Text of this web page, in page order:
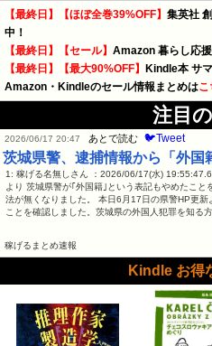
【最終日】【ほぼ全巻39%OFF】 集英社
中！
【最終日】【セール】 Amazon 暮らし応
【最終日】【最大90%OFF】
Kindle本 サ
Amazon・Kindleのセール情報まとめはこ
注目
2026/06/17 20:47 あとで読む 🐦Tweet
茨城県警、逮捕情報から「外国
1: 稼げる名無しさん ：2026/06/17(水)
より 茨城県警が｢外国籍｣という表記もやめたこ
法が無くなりました。 本日6月17日の県警HP更
ことを確認しました。茨城県の外国人犯罪を知る
稼げるまとめ速報
Kindle お得